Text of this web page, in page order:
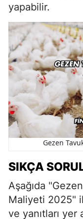
yapabilir.
Gezen
SIKÇA
Aşağıda
Maliyeti 2025"
ve yanıtları yer